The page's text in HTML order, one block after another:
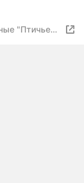
"Птичье